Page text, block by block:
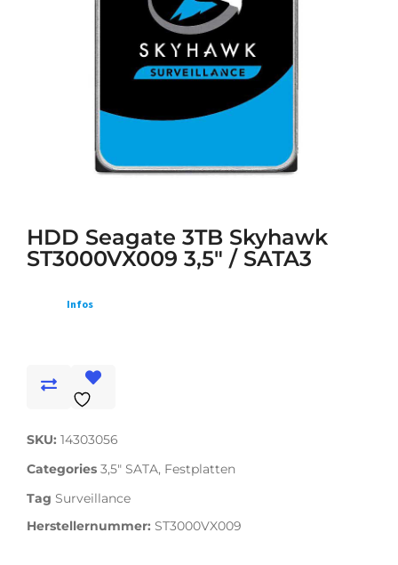
HDD Seagate 3TB Skyhawk
ST3000VX009 3,5" / SATA3
Infos
SKU: 14303056
Categories 3,5" SATA, Festplatten
Tag Surveillance
Herstellernummer: ST3000VX009